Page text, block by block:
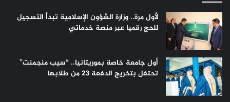
لأول مرة.. وزارة الشؤون الإسلامية تبدأ التسجيل
للحج رقميا عبر منصة خدماتي
أول جامعة خاصة بموريتانيا.. “سيب منجمنت”
تحتفل بتخريج الدفعة 23 من طلابها